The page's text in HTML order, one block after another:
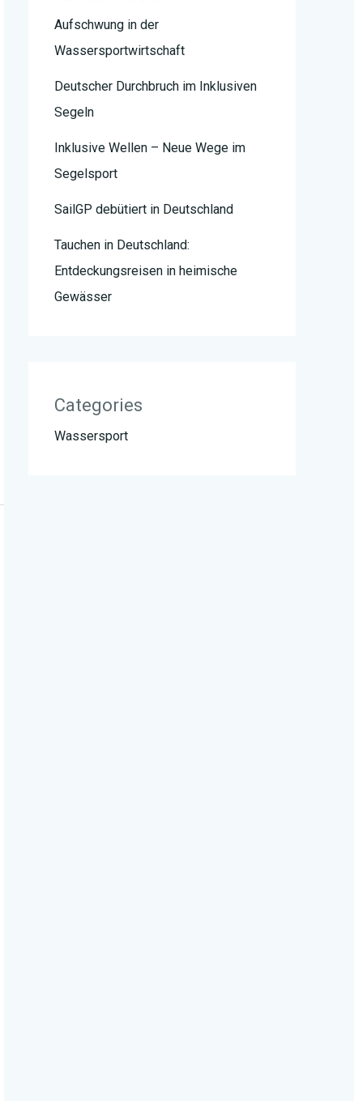
Aufschwung in der
Wassersportwirtschaft
Deutscher Durchbruch im Inklusiven
Segeln
Inklusive Wellen – Neue Wege im
Segelsport
SailGP debütiert in Deutschland
Tauchen in Deutschland:
Entdeckungsreisen in heimische
Gewässer
Categories
Wassersport